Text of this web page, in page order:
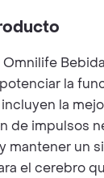
la
la
de impulsos
mantener un
el cerebro